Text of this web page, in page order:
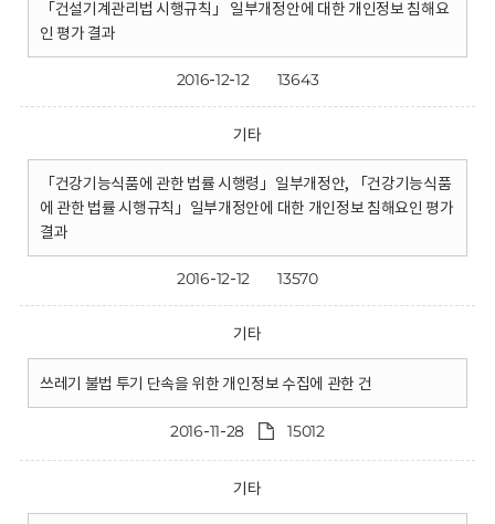
「건설기계관리법 시행규칙」 일부개정안에 대한 개인정보 침해요
인 평가 결과
2016-12-12 13643
기타
「건강기능식품에 관한 법률 시행령」일부개정안, 「건강기능식품
에 관한 법률 시행규칙」일부개정안에 대한 개인정보 침해요인 평가
결과
2016-12-12 13570
기타
쓰레기 불법 투기 단속을 위한 개인정보 수집에 관한 건
2016-11-28 15012
기타